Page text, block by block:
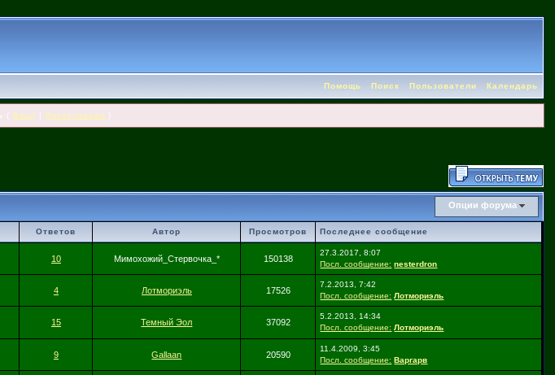
Помощь Поиск Пользователи Календарь
Вход Регистрация
Опции форума
Ответов Автор Просмотров Последнее сообщение
10 Мимохожий_Стервочка_* 150138
27.3.2017, 8:07
Посл. сообщение: nesterdron
4 Лотмориэль 17526
7.2.2013, 7:42
Посл. сообщение: Лотмориэль
15 Темный Эол 37092
5.2.2013, 14:34
Посл. сообщение: Лотмориэль
9 Gallaan 20590
11.4.2009, 3:45
Посл. сообщение: Варгарв